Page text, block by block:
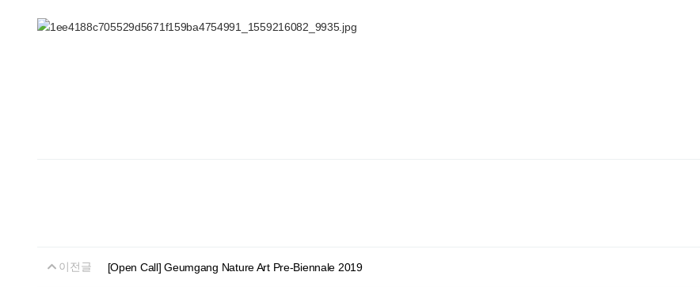
이전글 [Open Call] Geumgang Nature Art Pre-Biennale 2019